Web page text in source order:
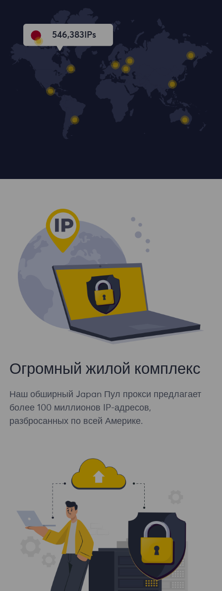
546,384 IPs
Огромный жилой комплекс
Наш обширный Japan Пул прокси предлагает
более 100 миллионов IP-адресов,
разбросанных по всей Америке.